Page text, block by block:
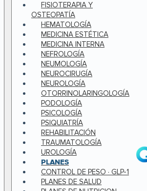
FISIOTERAPIA Y
OSTEOPATÍA
HEMATOLOGÍA
MEDICINA ESTÉTICA
MEDICINA INTERNA
NEFROLOGÍA
NEUMOLOGÍA
NEUROCIRUGÍA
NEUROLOGÍA
OTORRINOLARINGOLOGÍA
PODOLOGÍA
PSICOLOGÍA
PSIQUIATRÍA
REHABILITACIÓN
TRAUMATOLOGÍA
UROLOGÍA
PLANES
CONTROL DE PESO · GLP-1
PLANES DE SALUD